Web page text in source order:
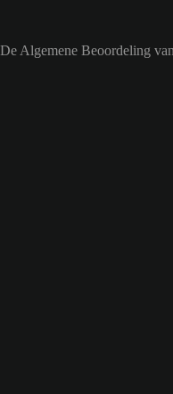
Algemene Beoordeling